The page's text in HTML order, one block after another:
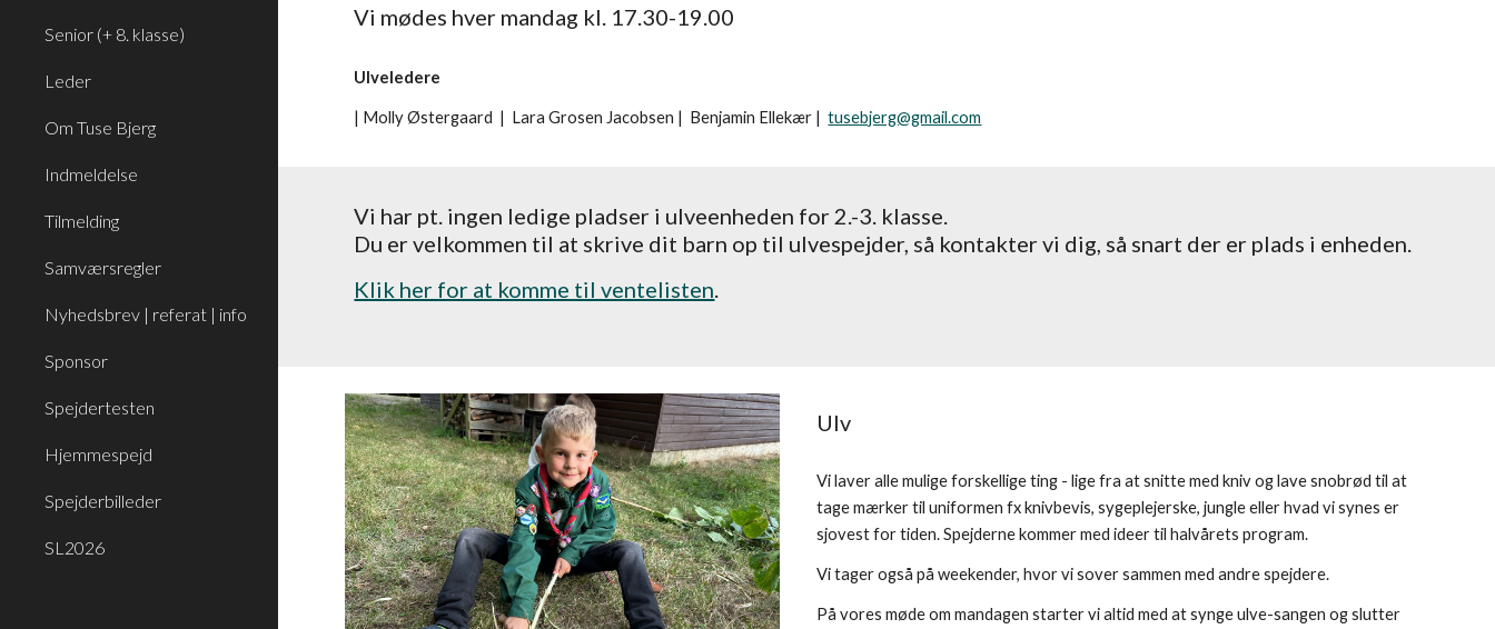
Senior (+ 8. klasse)
Leder
Om Tuse Bjerg
Indmeldelse
Tilmelding
Samværsregler
Nyhedsbrev | referat | info
Sponsor
Spejdertesten
Hjemmespejd
Spejderbilleder
SL2026
Vi mødes hver mandag kl. 17.30-19.00
Ulveledere
| Molly Østergaard | Lara Grosen Jacobsen | Benjamin Ellekær |tusebjerg@gmail.com
Vi har pt. ingen ledige pladser i ulveenheden for 2.-3. klasse.
Du er velkommen til at skrive dit barn op til ulvespejder, så kontakter vi dig, så snart der er plads i enheden.
Klik her for at komme til ventelisten.
Ulv
Vi laver alle mulige forskellige ting - lige fra at snitte med kniv og lave snobrød til at
tage mærker til uniformen fx knivbevis, sygeplejerske, jungle eller hvad vi synes er
sjovest for tiden. Spejderne kommer med ideer til halvårets program.
Vi tager også på weekender, hvor vi sover sammen med andre spejdere.
På vores møde om mandagen starter vi altid med at synge ulve-sangen og slutter